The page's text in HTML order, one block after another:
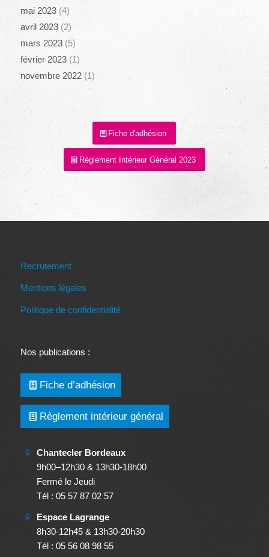
mai 2023(4)
avril 2023(2)
mars 2023(5)
février 2023(1)
novembre 2022(1)
Fiche d'adhésion
Règlement Intérieur Général 2023
Recrutement
Mentions légales
Politique de confidentialité
Nos publications :
Fiche d’adhésion
Règlement intérieur général
Chantecler Bordeaux
9h00–12h30 & 13h30-18h00
Fermé le Jeudi
Tél : 05 57 87 02 57
Espace Lagrange
8h30-12h45 & 13h30-20h30
Tél : 05 56 08 98 55